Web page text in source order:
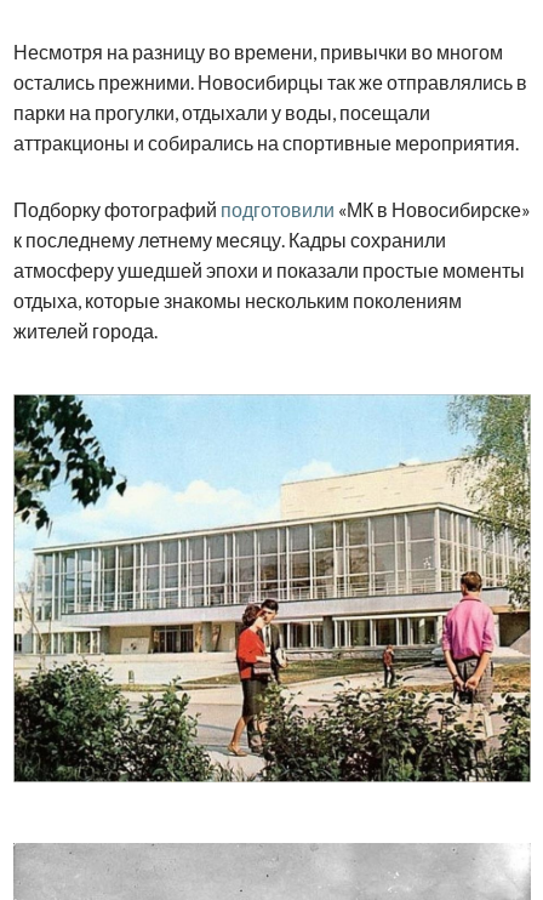
Несмотря на разницу во времени, привычки во многом
остались прежними. Новосибирцы так же отправлялись в
парки на прогулки, отдыхали у воды, посещали
аттракционы и собирались на спортивные мероприятия.
Подборку фотографий подготовили «МК в Новосибирске»
к последнему летнему месяцу. Кадры сохранили
атмосферу ушедшей эпохи и показали простые моменты
отдыха, которые знакомы нескольким поколениям
жителей города.